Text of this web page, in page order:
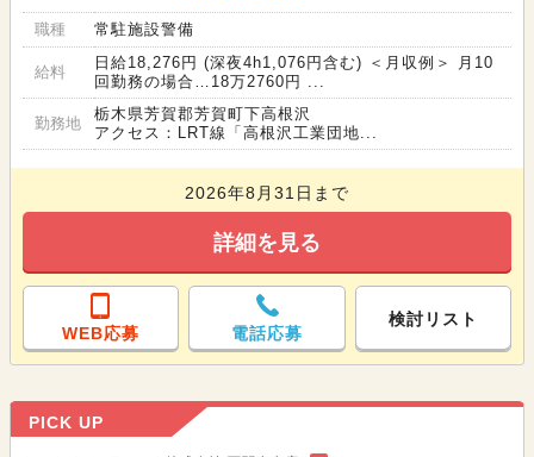
職種 常駐施設警備
給料
日給18,276円 (深夜4h1,076円含む) ＜月収例＞ 月10
回勤務の場合…18万2760円 ...
勤務地
栃木県芳賀郡芳賀町下高根沢
アクセス：LRT線「高根沢工業団地...
2026年8月31日まで
詳細を見る
WEB応募 電話応募
検討リスト
PICK UP